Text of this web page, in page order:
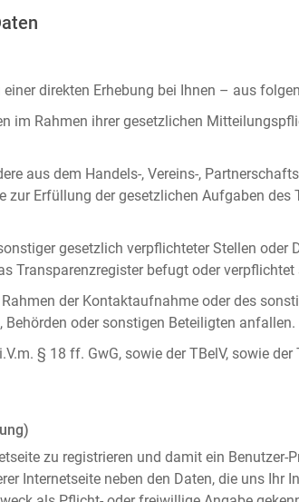
direkten Erhebung bei Ihnen – aus
im Rahmen ihrer gesetzlichen
aus dem Handels-, Vereins-,
Erfüllung der gesetzlichen Aufgaben des
gesetzlich verpflichteter Stellen oder
Transparenzregister befugt oder verpflichtet
der Kontaktaufnahme oder des
oder sonstigen Beteiligten anfallen.
§ 18 ff. GwG, sowie der TBelV, sowie der
zu registrieren und damit ein Benutzer-
Internetseite neben den Daten, die uns Ihr